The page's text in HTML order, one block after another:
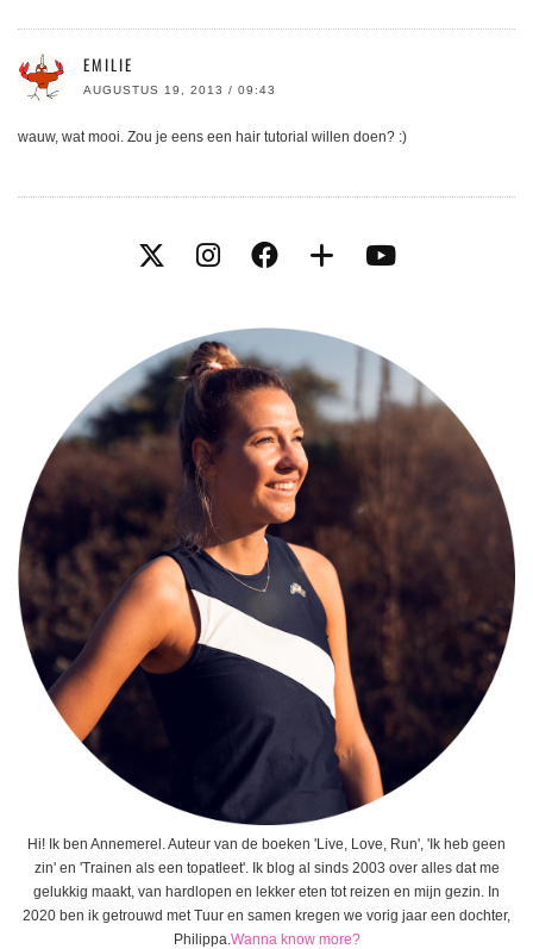
EMILIE
AUGUSTUS 19, 2013 / 09:43
wauw, wat mooi. Zou je eens een hair tutorial willen doen? :)
Hi! Ik ben Annemerel. Auteur van de boeken 'Live, Love, Run', 'Ik heb geen
zin' en 'Trainen als een topatleet'. Ik blog al sinds 2003 over alles dat me
gelukkig maakt, van hardlopen en lekker eten tot reizen en mijn gezin. In
2020 ben ik getrouwd met Tuur en samen kregen we vorig jaar een dochter,
Philippa.Wanna know more?